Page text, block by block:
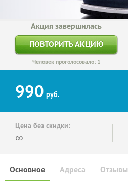
Акция завершилась
ПОВТОРИТЬ АКЦИЮ
Человек проголосовало: 1
990 руб.
Цена без скидки:
∞
Основное Отзывы
Адреса